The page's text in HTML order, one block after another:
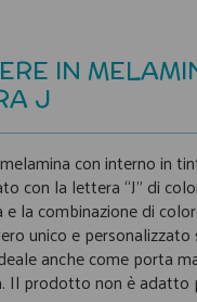
IN
J
con interno in
con la lettera “J” di
la combinazione di
unico e
anche come porta
Il prodotto non è adatto